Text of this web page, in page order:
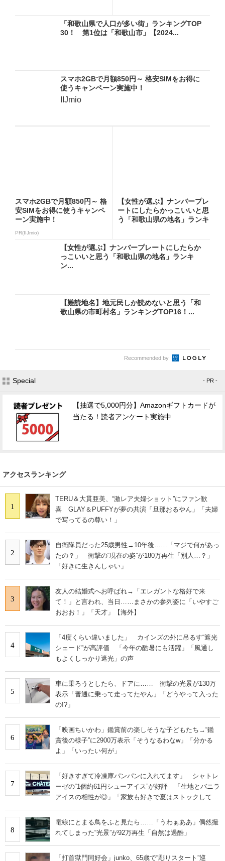
「和歌山県で人口が多い街」ランキングTOP
30！ 第1位は「和歌山市」【2024...
スマホ2GBで月額850円～ 格安SIMをお得に
使うキャンペーン実施中！
IIJmio
スマホ2GBで月額850円～ 格
安SIMをお得に使うキャンペ
ーン実施中！
PR(IIJmio)
【女性が選ぶ】ナンバープレ
ートにしたらかっこいいと思
う「和歌山県の地名」ランキ
【女性が選ぶ】ナンバープレートにしたらか
っこいいと思う「和歌山県の地名」ランキ
ン...
【難読地名】地元民しか読めないと思う「和
歌山県の市町村名」ランキングTOP16！...
Recommended by
Special - PR -
【抽選で5,000円分】Amazonギフトカードが
当たる！読者アンケート実施中
アクセスランキング
1
TERU＆大貫亜美、“激レア夫婦ショット”にファン歓
喜 GLAY＆PUFFYが夢の共演「旦那おるやん」「夫婦
で写ってるの尊い！」
2
自衛隊員だった25歳男性→10年後……「マジで何があっ
たの？」 衝撃の“現在の姿”が180万再生「別人…？」
「好きに生きんしゃい」
3
友人の結婚式へお呼ばれ→「エレガントな格好で来
て！」と言われ、当日……まさかの参列姿に「いやすご
おおお！」「天才」【海外】
4
「4度くらい違いました」 カインズの外に吊るす“遮光
シェード”が高評価 「今年の酷暑にも活躍」「風通し
もよくしっかり遮光」の声
5
車に乗ろうとしたら、ドアに…… 衝撃の光景が130万
表示「普通に乗って走ってたやん」「どうやって入った
の!?」
6
「映画ちいかわ」鑑賞前の楽しそうな子どもたち→“鑑
賞後の様子”に2900万表示「そうなるわなw」「分かる
よ」「いったい何が」
7
「好きすぎて冷凍庫パンパンに入れてます」 シャトレ
ーゼの“1個約61円シューアイス”が好評 「生地とバニラ
アイスの相性が◎」「家族も好きで夏はストックして
8
電線にとまる鳥をふと見たら……「うわぁああ」偶然撮
れてしまった“光景”が92万再生「自然は過酷」
「打首獄門同好会」junko、65歳で“彫りスタート”巡